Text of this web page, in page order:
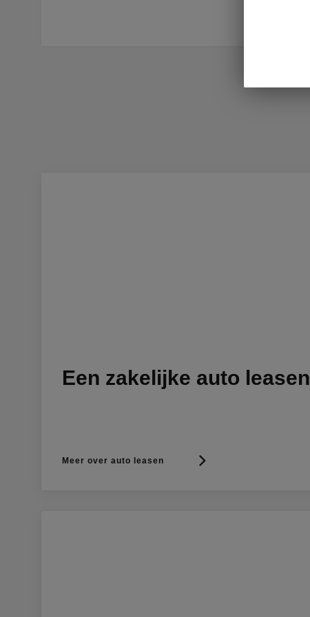
Een zakelijke auto leasen
Meer over auto leasen